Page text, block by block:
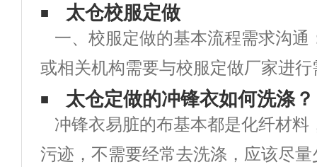
提到医生首先想到白色，环卫工人定
制工作服都是橘色或者黄色的，警示
开车的司机们留意安全。 红色工
作服寄意为：活泼，热情，大胆勇
敢，健康，野
太仓校服定做
一、校服定做的基本流程需求沟通
或相关机构需要与校服定做厂家进
明确校服的款式、颜色、尺寸、数量
求。设计打样：根据需求，校服厂
打样，提供校服的设计稿和样品供学
太仓定做的冲锋衣如何洗涤？
冲锋衣易脏的布基本都是化纤材料
污迹，不需要经常去洗涤，应该尽